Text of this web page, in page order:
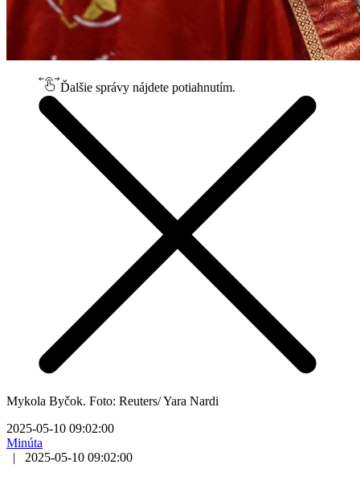
Ďalšie správy nájdete potiahnutím.
Mykola Byčok. Foto: Reuters/ Yara Nardi
2025-05-10 09:02:00
Minúta
|
2025-05-10 09:02:00